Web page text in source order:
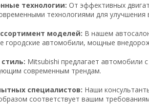
технологии: От эффективных
технологиями для
моделей: В нашем
городские автомобили, мощные
Mitsubishi предлагает автомобили
современным трендам.
специалистов: Наши
соответствует вашим